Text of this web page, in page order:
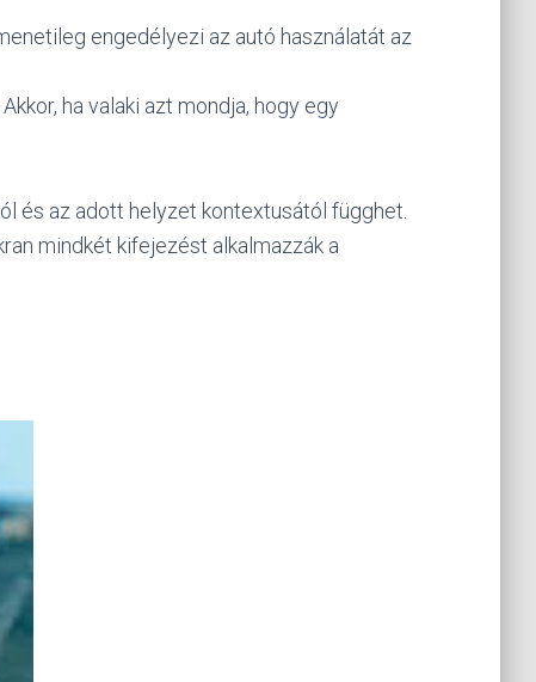
engedélyezi az autó használatát az
ha valaki azt mondja, hogy egy
és az adott helyzet kontextusától függhet.
mindkét kifejezést alkalmazzák a